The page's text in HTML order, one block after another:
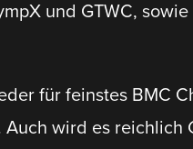
und GTWC,
für feinstes BMC
wird es reichlich